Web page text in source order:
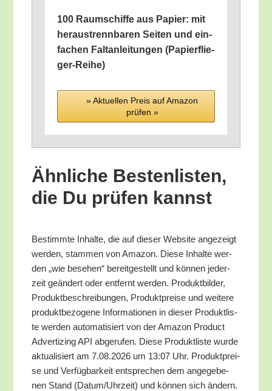
100 Raum­schif­fe aus Papier: mit
her­aus­trenn­ba­ren Sei­ten und ein­
fa­chen Falt­an­lei­tun­gen (Papier­flie­
ger-Rei­he)
» Aktu­el­len Preis auf Ama­zon
prü­fen »
Ähn­li­che Bes­ten­lis­ten,
die Du prü­fen kannst
Bestimm­te Inhal­te, die auf die­ser Web­site ange­zeigt
wer­den, stam­men von Ama­zon. Die­se Inhal­te wer­
den „wie bese­hen“ bereit­ge­stellt und kön­nen jeder­
zeit geän­dert oder ent­fernt wer­den. Pro­dukt­bil­der,
Pro­dukt­be­schrei­bun­gen, Pro­dukt­prei­se und wei­te­re
pro­dukt­be­zo­ge­ne Infor­ma­tio­nen in die­ser Pro­dukt­lis­
te wer­den auto­ma­ti­siert von der Ama­zon Pro­duct
Adver­tiz­ing API abge­ru­fen. Die­se Pro­dukt­lis­te wur­de
aktua­li­siert am 7.08.2026 um 13:07 Uhr. Pro­dukt­prei­
se und Ver­füg­bar­keit ent­spre­chen dem ange­ge­be­
nen Stand (Datum/​Uhrzeit) und kön­nen sich ändern.